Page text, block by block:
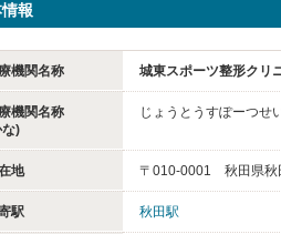
報
機関名称 城東スポーツ整形クリ
機関名称
)
じょうとうすぽーつせ
地 〒010-0001 秋田県
駅 秋田駅